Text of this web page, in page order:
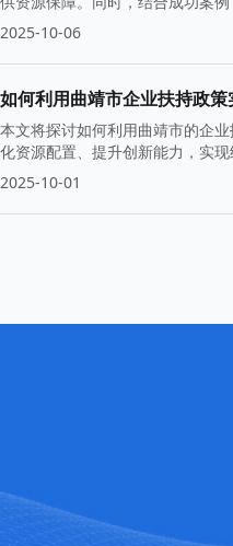
2025-10-06
如何利用曲靖市企业扶持政策
本文将探讨如何利用曲靖市的企
化资源配置、提升创新能力，实
2025-10-01